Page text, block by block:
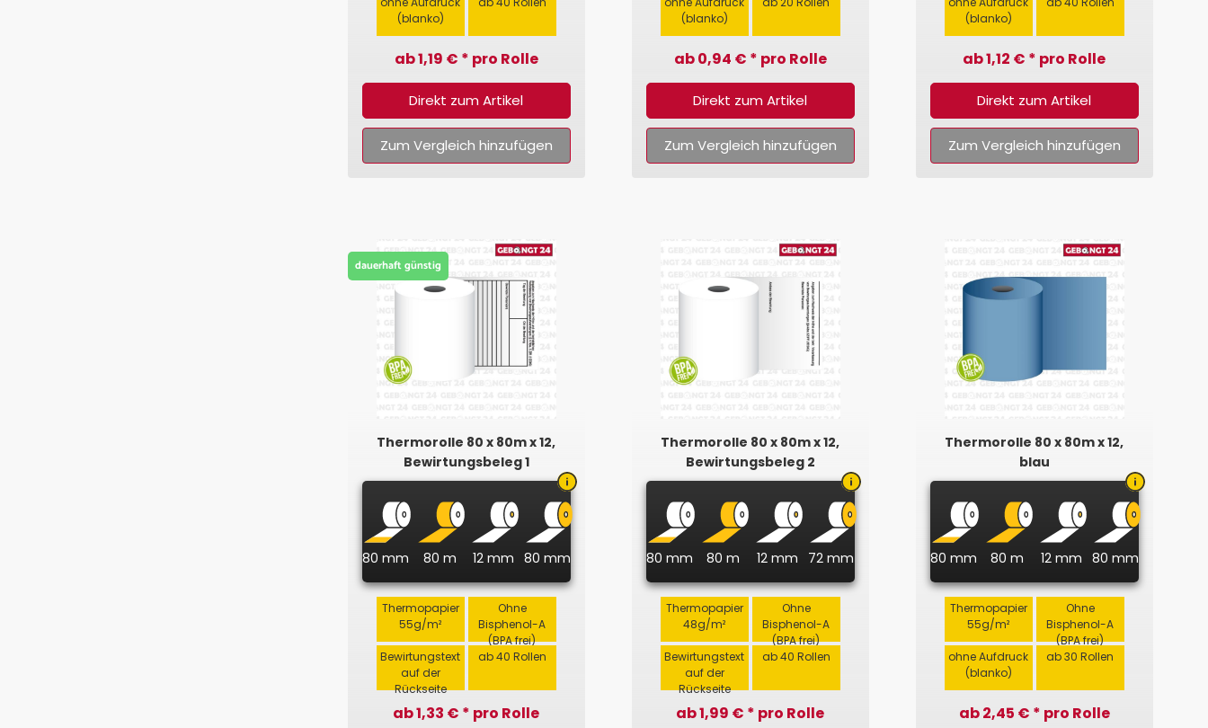
(blanko)
ab 1,19 € * pro Rolle
Direkt zum Artikel
Zum Vergleich hinzufügen
(blanko)
ab 0,94 € * pro Rolle
Direkt zum Artikel
Zum Vergleich hinzufügen
(blanko)
ab 1,12 € * pro Rolle
Direkt zum Artikel
Zum Vergleich hinzufügen
dauerhaft günstig
Thermorolle 80 x 80m x 12,
Bewirtungsbeleg 1
80 mm 80 m 12 mm 80 mm
Thermopapier
55g/m²
Ohne
Bisphenol-A
(BPA frei)
Bewirtungstext
auf der
Rückseite
ab 40 Rollen
ab 1,33 € * pro Rolle
Thermorolle 80 x 80m x 12,
Bewirtungsbeleg 2
80 mm 80 m 12 mm 72 mm
Thermopapier
48g/m²
Ohne
Bisphenol-A
(BPA frei)
Bewirtungstext
auf der
Rückseite
ab 40 Rollen
ab 1,99 € * pro Rolle
Thermorolle 80 x 80m x 12,
blau
80 mm 80 m 12 mm 80 mm
Thermopapier
55g/m²
Ohne
Bisphenol-A
(BPA frei)
ohne Aufdruck
(blanko)
ab 30 Rollen
ab 2,45 € * pro Rolle